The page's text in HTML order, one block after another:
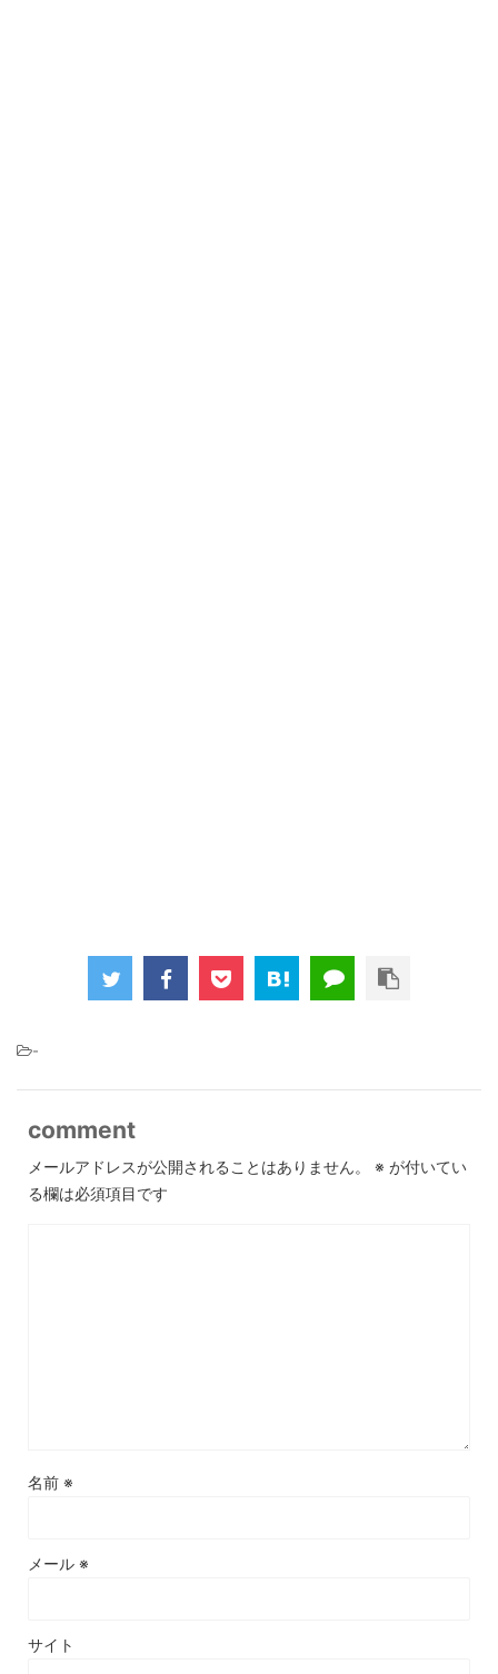
-
comment
メールアドレスが公開されることはありません。 ※ が付いてい
る欄は必須項目です
名前 ※
メール ※
サイト